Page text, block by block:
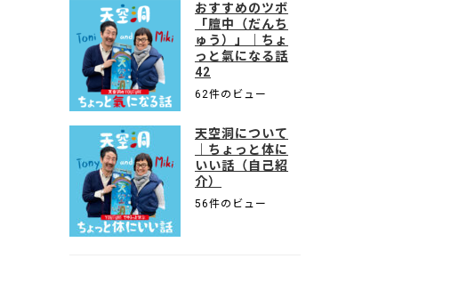
おすすめのツボ
「膻中（だんち
ゅう）」｜ちょ
っと氣になる話
42
62件のビュー
天空洞について
｜ちょっと体に
いい話（自己紹
介）
56件のビュー